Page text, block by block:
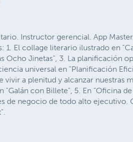
Instructor gerencial. App
El collage literario ilustrado en
Ocho Jinetas", 3. La planificación
universal en "Planificación
a plenitud y alcanzar nuestras
con Billete", 5. En “Oficina
de negocio de todo alto ejecutivo.